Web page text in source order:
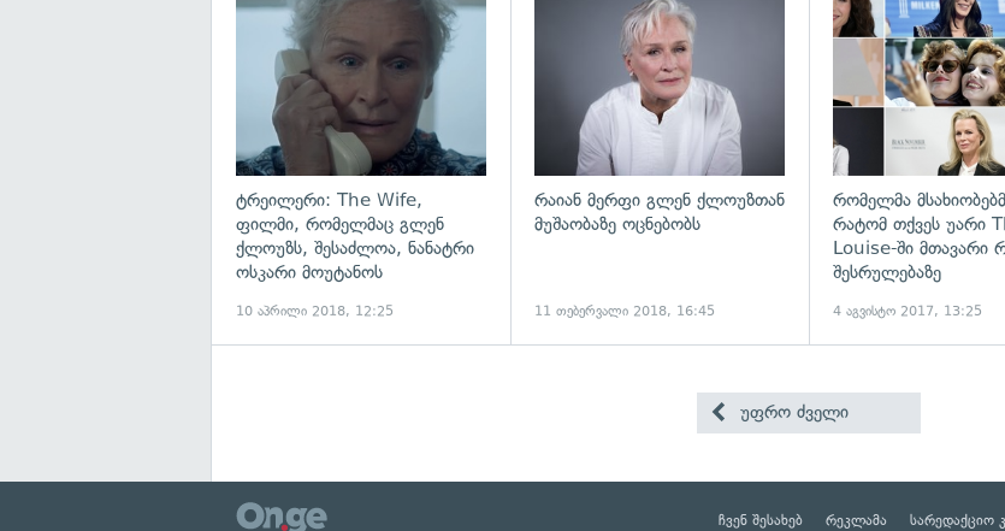
ტრეილერი: The Wife,
ფილმი, რომელმაც გლენ
ქლოუზს, შესაძლოა, ნანატრი
ოსკარი მოუტანოს
10 აპრილი 2018, 12:25
რაიან მერფი გლენ ქლოუზთან
მუშაობაზე ოცნებობს
11 თებერვალი 2018, 16:45
რომელმა
რატომ თქვეს უარი
Louise-ში მთავარი
შესრულებაზე
4 აგვისტო 2017, 13:25
უფრო ძველი
ჩვენ შესახებ რეკლამა სარედაქციო